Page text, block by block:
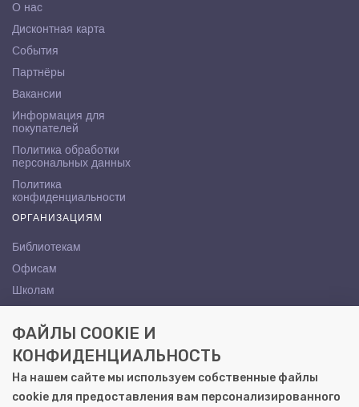
О нас
Дисконтная карта
События
Партнёры
Вакансии
Информация для
покупателей
Политика обработки
персональных данных
Политика
конфиденциальности
ОРГАНИЗАЦИЯМ
Библиотекам
Офисам
Школам
КОНТАКТЫ
Саратов, ул. Осипова, 10А
+7 (8452) 72-65-65
ФАЙЛЫ COOKIE И
КОНФИДЕНЦИАЛЬНОСТЬ
На нашем сайте мы используем собственные файлы
cookie для предоставления вам персонализированного